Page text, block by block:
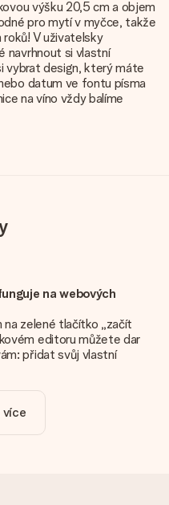
výšku 20,5 cm a objem
pro mytí v myčce, takže
V uživatelsky
navrhnout si vlastní
vybrat design, který máte
datum ve fontu písma
na víno vždy balíme
na webových
zelené tlačítko „začít
editoru můžete dar
přidat svůj vlastní
více